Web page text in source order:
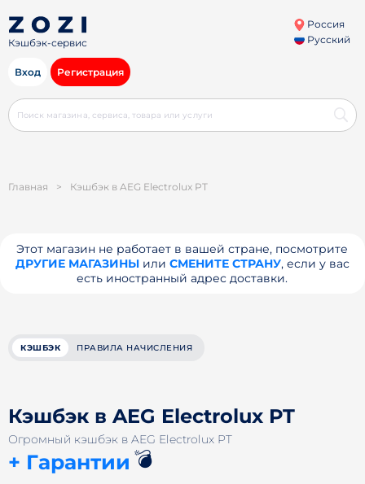
Кэшбэк-сервис
Россия
Русский
Вход Регистрация
Главная > Кэшбэк в AEG Electrolux PT
Этот магазин не работает в вашей стране, посмотрите
ДРУГИЕ МАГАЗИНЫили СМЕНИТЕ СТРАНУ, если у вас
есть иностранный адрес доставки.
КЭШБЭК ПРАВИЛА НАЧИСЛЕНИЯ
Кэшбэк в AEG Electrolux PT
Огромный кэшбэк в AEG Electrolux PT
+ Гарантии 💣